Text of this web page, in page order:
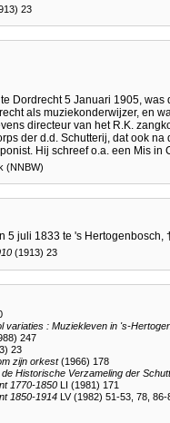
23
Dordrecht 5 Januari 1905,
als muziekonderwijzer, en
directeur van het R.K.
der d.d. Schutterij, dat ook
Hij schreef o.a. een Mis in
(NNBW)
5 juli 1833 te 's Hertogenbosch,
(1913) 23
variaties : Muziekleven in 's-
247
23
zijn orkest(1966) 178
Historische Verzameling der
1770-1850 LI (1981) 171
1850-1914 LV (1982) 51-53, 78,